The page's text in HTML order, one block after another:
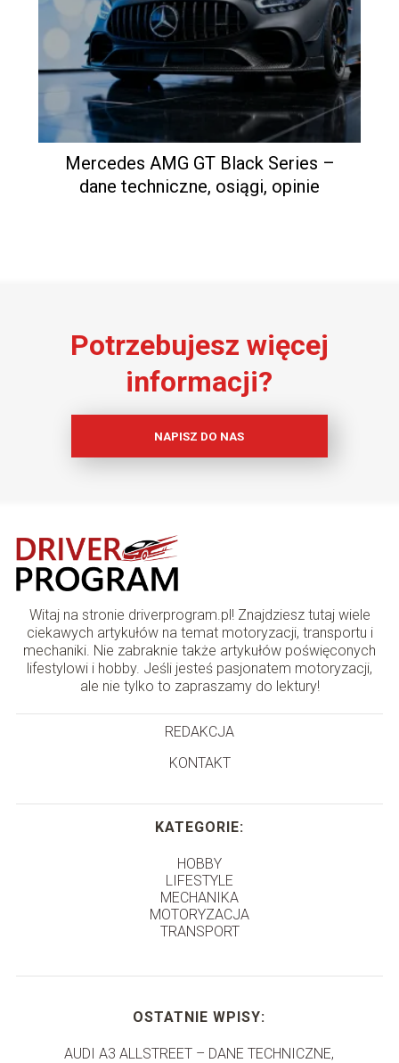
Mercedes AMG GT Black Series –
dane techniczne, osiągi, opinie
Potrzebujesz więcej
informacji?
NAPISZ DO NAS
Witaj na stronie driverprogram.pl! Znajdziesz tutaj wiele
ciekawych artykułów na temat motoryzacji, transportu i
mechaniki. Nie zabraknie także artykułów poświęconych
lifestylowi i hobby. Jeśli jesteś pasjonatem motoryzacji,
ale nie tylko to zapraszamy do lektury!
REDAKCJA
KONTAKT
KATEGORIE:
HOBBY
LIFESTYLE
MECHANIKA
MOTORYZACJA
TRANSPORT
OSTATNIE WPISY:
AUDI A3 ALLSTREET – DANE TECHNICZNE,